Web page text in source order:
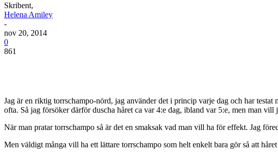
Skribent,
Helena Amiley
-
nov 20, 2014
0
861
Jag är en riktig torrschampo-nörd, jag använder det i princip varje dag och har
ofta. Så jag försöker därför duscha håret ca var 4:e dag, ibland var 5:e, men man
När man pratar torrschampo så är det en smaksak vad man vill ha för effekt. Jag
Men väldigt många vill ha ett lättare torrschampo som helt enkelt bara gör så att